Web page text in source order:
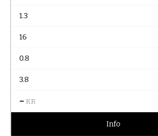
1.3
16
0.8
3.8
– KR
Info